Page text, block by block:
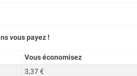
vous payez !
Vous économisez
3,37 €